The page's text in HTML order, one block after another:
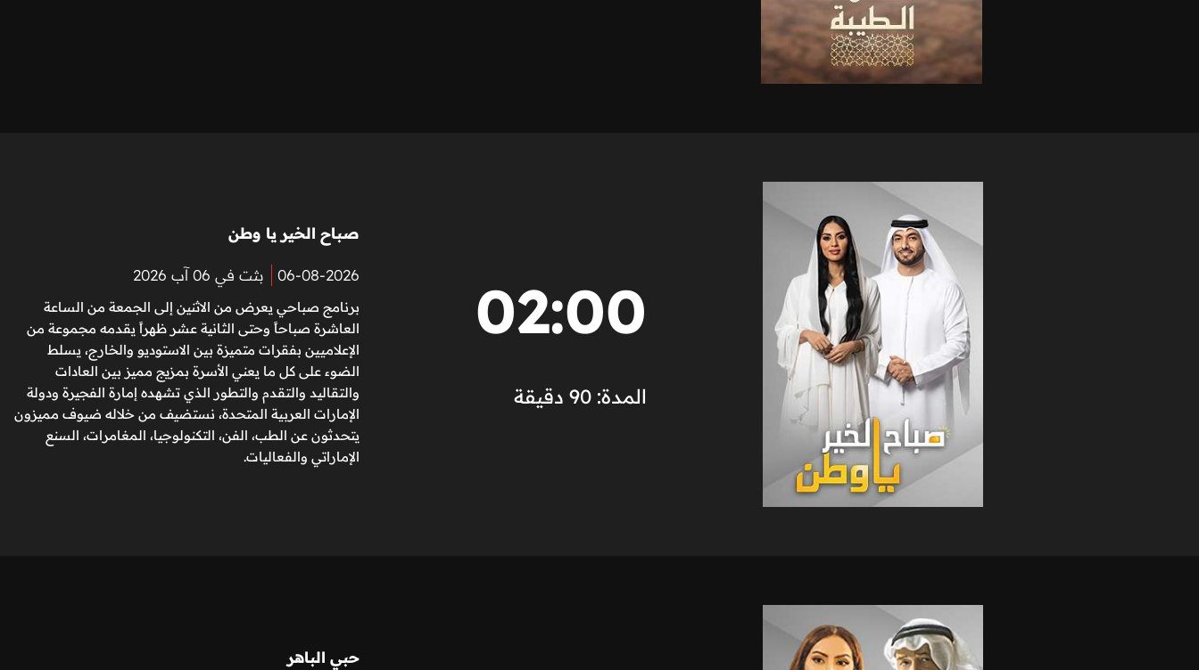
02:00
المدة: 90 دقيقة
صباح الخير يا وطن
06-08-2026 بثت في 06 آب 2026
برنامج صباحي يعرض من الاثنين إلى الجمعة من الساعة
العاشرة صباحاً وحتى الثانية عشر ظهراً يقدمه مجموعة من
الإعلاميين بفقرات متميزة بين الاستوديو والخارج، يسلط
الضوء على كل ما يعني الأسرة بمزيج مميز بين العادات
والتقاليد والتقدم والتطور الذي تشهده إمارة الفجيرة ودولة
الإمارات العربية المتحدة، نستضيف من خلاله ضيوف مميزون
يتحدثون عن الطب، الفن، التكنولوجيا، المغامرات، السنع
الإماراتي والفعاليات.
حبي الباهر